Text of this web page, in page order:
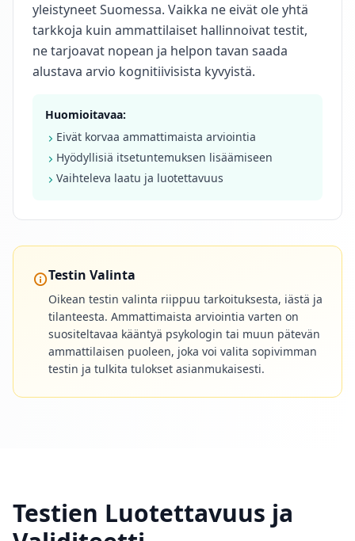
m
a
n
d
e
Y
h
t
s
d
o
t
G
e
t
i
u
s
yleistyneet Suomessa. Vaikka ne eivät ole yhtä
tarkkoja kuin ammattilaiset hallinnoivat testit,
ne tarjoavat nopean ja helpon tavan saada
alustava arvio kognitiivisista kyvyistä.
Huomioitavaa:
Eivät korvaa ammattimaista arviointia
Hyödyllisiä itsetuntemuksen lisäämiseen
Vaihteleva laatu ja luotettavuus
Testin Valinta
Oikean testin valinta riippuu tarkoituksesta, iästä ja
tilanteesta. Ammattimaista arviointia varten on
suositeltavaa kääntyä psykologin tai muun pätevän
ammattilaisen puoleen, joka voi valita sopivimman
testin ja tulkita tulokset asianmukaisesti.
Testien Luotettavuus ja